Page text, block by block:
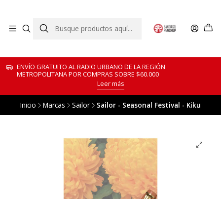
ENVÍO GRATUITO AL RADIO URBANO DE LA REGIÓN
METROPOLITANA POR COMPRAS SOBRE $60.000
Leer más
Inicio Marcas Sailor Sailor - Seasonal Festival - Kiku